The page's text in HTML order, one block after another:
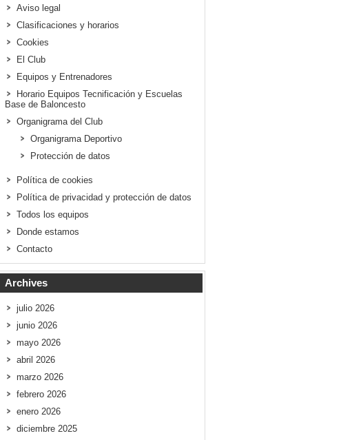
Aviso legal
Clasificaciones y horarios
Cookies
El Club
Equipos y Entrenadores
Horario Equipos Tecnificación y Escuelas
Base de Baloncesto
Organigrama del Club
Organigrama Deportivo
Protección de datos
Política de cookies
Política de privacidad y protección de datos
Todos los equipos
Donde estamos
Contacto
Archives
julio 2026
junio 2026
mayo 2026
abril 2026
marzo 2026
febrero 2026
enero 2026
diciembre 2025